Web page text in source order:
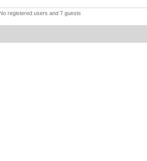
registered users and 7 guests